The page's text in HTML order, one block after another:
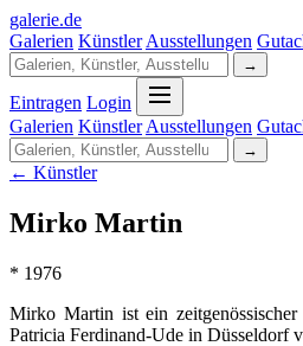
galerie.de
Galerien Künstler Ausstellungen
→
Eintragen Login
Galerien Künstler Ausstellungen
→
← Künstler
Mirko Martin
* 1976
Mirko Martin ist ein
Patricia Ferdinand-Ude in Düsseldorf